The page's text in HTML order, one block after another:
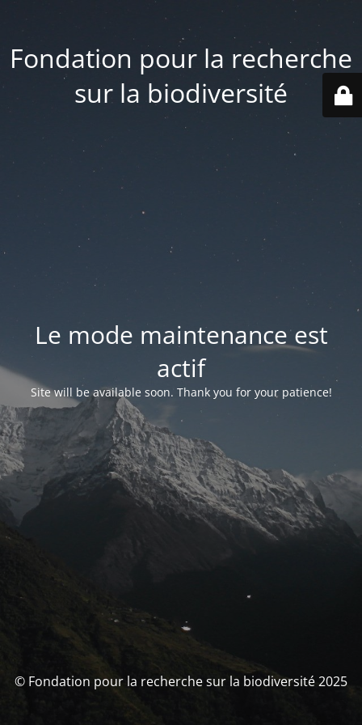
Fondation pour la recherche
sur la biodiversité
Le mode maintenance est
actif
Site will be available soon. Thank you for your patience!
© Fondation pour la recherche sur la biodiversité 2025